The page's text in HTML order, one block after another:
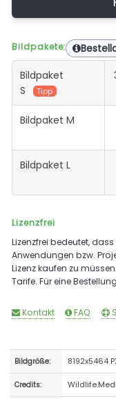
Bildpakete:
Bildpaket
S
Tipp
Bildpaket M
Bildpaket L
Lizenzfrei
Lizenzfrei bedeutet,
Anwendungen bzw.
Lizenz kaufen zu
Tarife. Für eine
Kontakt FAQ
Bildgröße: 8192x5464
Credits: